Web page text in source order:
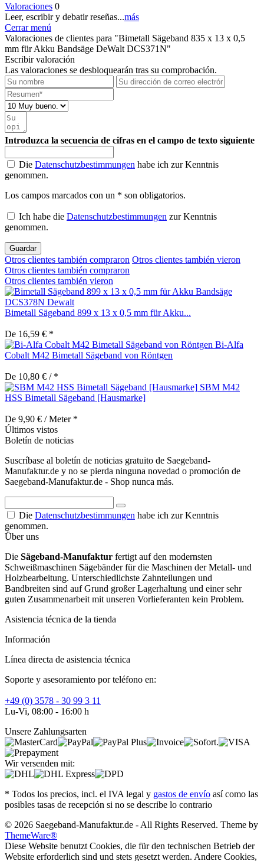
Valoraciones 0
Leer, escribir y debatir reseñas...más
Cerrar menú
Valoraciones de clientes para "Bimetall Sägeband 835 x 13 x 0,5
mm für Akku Bandsäge DeWalt DCS371N"
Escribir valoración
Las valoraciones se desbloquearán tras su comprobación.
Introduzca la secuencia de cifras en el campo de texto siguiente
Die Datenschutzbestimmungen habe ich zur Kenntnis
genommen.
Los campos marcados con un * son obligatorios.
Ich habe die Datenschutzbestimmungen zur Kenntnis
genommen.
Guardar
Otros clientes también compraron Otros clientes también vieron
Otros clientes también compraron
Otros clientes también vieron
Bimetall Sägeband 899 x 13 x 0,5 mm für Akku...
De 16,59 € *
Bi-Alfa
Cobalt M42 Bimetall Sägeband von Röntgen
De 10,80 € / *
SBM M42
HSS Bimetall Sägeband [Hausmarke]
De 9,90 € / Meter *
Últimos vistos
Boletín de noticias
Suscríbase al boletín de noticias gratuito de Saegeband-
Manufaktur.de y no se pierda ninguna novedad o promoción de
Saegeband-Manufaktur.de - Shop nunca más.
Die Datenschutzbestimmungen habe ich zur Kenntnis
genommen.
Über uns
Die Sägeband-Manufaktur fertigt auf den modernsten
Schweißmaschinen Sägebänder für die Maschinen der Metall- und
Holzbearbeitung. Unterschiedlichste Zahnteilungen und
Bandbreiten sind auf Grund großer Lagerhaltung und einer sehr
guten Zusammenarbeit mit unseren Vorlieferanten kein Problem.
Asistencia técnica de la tienda
Información
Línea directa de asistencia técnica
Soporte y asesoramiento por teléfono en:
+49 (0) 3578 - 30 99 3 11
Lu-Vi, 08:00 - 16:00 h
Unsere Zahlungsarten
Wir versenden mit:
* Todos los precios, incl. el IVA legal y gastos de envío así como las
posibles tasas de recepción si no se describe lo contrario
© 2026 Saegeband-Manufaktur.de - All Rights Reserved. Theme by
ThemeWare®
Diese Website benutzt Cookies, die für den technischen Betrieb der
Website erforderlich sind und stets gesetzt werden. Andere Cookies,